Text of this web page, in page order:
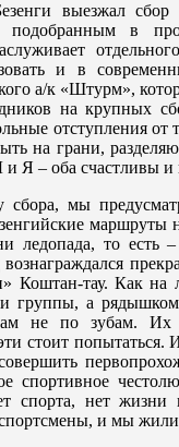
выезжал сбор
в
и в
а/к «Штурм»,
на крупных
отступления
на грани,
и Я – оба счастливы
мы
ледопада, то
Коштан-тау. Как
группы, а
не по зубам.
стоит
спортивное
спорта, нет
и мы жили